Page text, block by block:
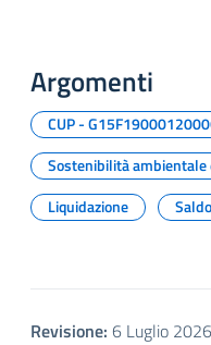
Argomenti
CUP -
Sostenibilità ambientale
Liquidazione
Saldo
Revisione: 6 Luglio 2026